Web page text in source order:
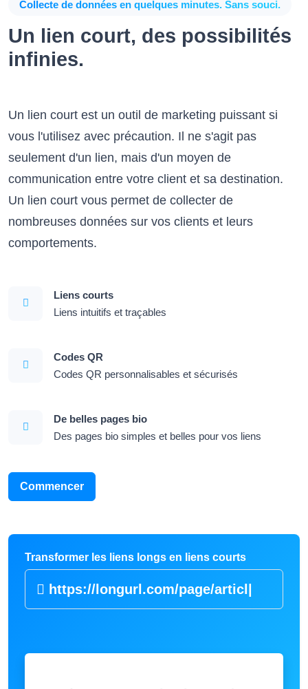
Collecte de données en quelques minutes. Sans souci.
Un lien court, des possibilités
infinies.
Un lien court est un outil de marketing puissant si
vous l'utilisez avec précaution. Il ne s'agit pas
seulement d'un lien, mais d'un moyen de
communication entre votre client et sa destination.
Un lien court vous permet de collecter de
nombreuses données sur vos clients et leurs
comportements.
Liens courts
Liens intuitifs et traçables
Codes QR
Codes QR personnalisables et sécurisés
De belles pages bio
Des pages bio simples et belles pour vos liens
Commencer
Transformer les liens longs en liens courts
https://longurl.com/|